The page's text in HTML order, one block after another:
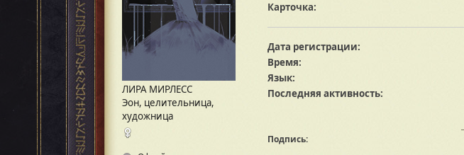
ЛИРА МИРЛЕСС
Эон, целительница,
художница
Карточка:
Дата регистрации:
Время:
Язык:
Последняя активность:
Подпись: